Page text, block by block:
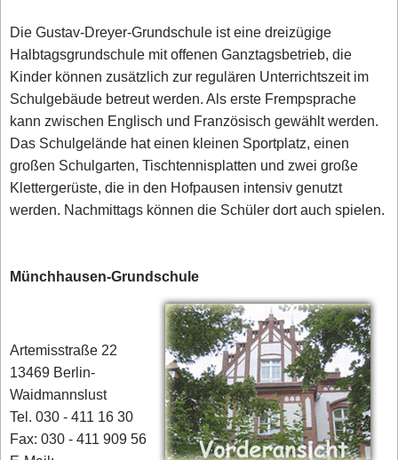
Die Gustav-Dreyer-Grundschule ist eine dreizügige
Halbtagsgrundschule mit offenen Ganztagsbetrieb, die
Kinder können zusätzlich zur regulären Unterrichtszeit im
Schulgebäude betreut werden. Als erste Frempsprache
kann zwischen Englisch und Französisch gewählt werden.
Das Schulgelände hat einen kleinen Sportplatz, einen
großen Schulgarten, Tischtennisplatten und zwei große
Klettergerüste, die in den Hofpausen intensiv genutzt
werden. Nachmittags können die Schüler dort auch spielen.
Münchhausen-Grundschule
Artemisstraße 22
13469 Berlin-
Waidmannslust
Tel. 030 - 411 16 30
Fax: 030 - 411 909 56